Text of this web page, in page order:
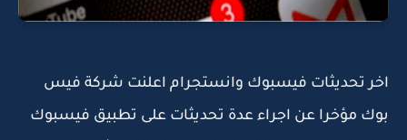
اخر تحديثات فيسبوك وانستجرام اعلنت شركة فيس
بوك مؤخرا عن اجراء عدة تحديثات على تطبيق فيسبوك